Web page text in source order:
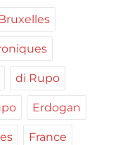
di Rupo
Erdogan
France